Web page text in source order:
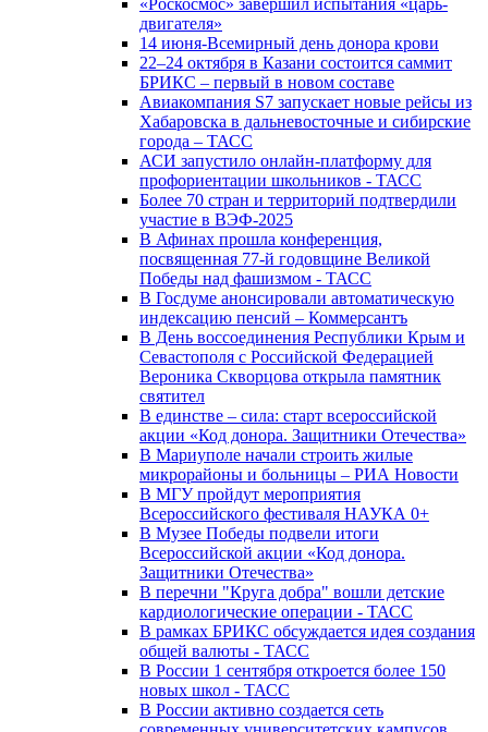
«Роскосмос» завершил испытания «царь-
двигателя»
14 июня-Всемирный день донора крови
22–24 октября в Казани состоится саммит
БРИКС – первый в новом составе
Авиакомпания S7 запускает новые рейсы из
Хабаровска в дальневосточные и сибирские
города – ТАСС
АСИ запустило онлайн-платформу для
профориентации школьников - ТАСС
Более 70 стран и территорий подтвердили
участие в ВЭФ-2025
В Афинах прошла конференция,
посвященная 77-й годовщине Великой
Победы над фашизмом - ТАСС
В Госдуме анонсировали автоматическую
индексацию пенсий – Коммерсантъ
В День воссоединения Республики Крым и
Севастополя с Российской Федерацией
Вероника Скворцова открыла памятник
святител
В единстве – сила: старт всероссийской
акции «Код донора. Защитники Отечества»
В Мариуполе начали строить жилые
микрорайоны и больницы – РИА Новости
В МГУ пройдут мероприятия
Всероссийского фестиваля НАУКА 0+
В Музее Победы подвели итоги
Всероссийской акции «Код донора.
Защитники Отечества»
В перечни "Круга добра" вошли детские
кардиологические операции - ТАСС
В рамках БРИКС обсуждается идея создания
общей валюты - ТАСС
В России 1 сентября откроется более 150
новых школ - ТАСС
В России активно создается сеть